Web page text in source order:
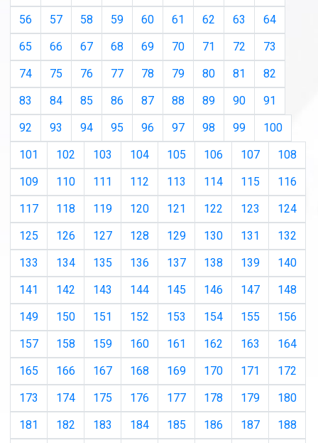
56
57 58 59 60 61 62 63
64
65
66 67 68 69 70 71 72
73
74
75 76 77 78 79 80 81
82
83
84 85 86 87 88 89 90
91
92
93 94 95 96 97 98 99
100
101
102 103 104 105 106 107
108
109
110 111 112 113 114 115
116
117
118 119 120 121 122 123
124
125
126 127 128 129 130 131
132
133
134 135 136 137 138 139
140
141
142 143 144 145 146 147
148
149
150 151 152 153 154 155
156
157
158 159 160 161 162 163
164
165
166 167 168 169 170 171
172
173
174 175 176 177 178 179
180
181
182 183 184 185 186 187
188